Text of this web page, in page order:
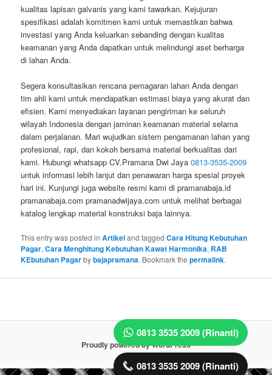
kualitas lapisan galvanis yang kami tawarkan. Kejujuran
spesifikasi adalah komitmen kami untuk memastikan bahwa
investasi yang Anda keluarkan sebanding dengan kualitas
keamanan yang Anda dapatkan untuk melindungi aset berharga
di lahan Anda.
Segera konsultasikan rencana pemagaran lahan Anda dengan
tim ahli kami untuk mendapatkan estimasi biaya yang akurat dan
efisien. Kami menyediakan layanan pengiriman ke seluruh
wilayah Indonesia dengan jaminan keamanan material selama
dalam perjalanan. Mari wujudkan sistem pengamanan lahan yang
profesional, rapi, dan kokoh bersama material berkualitas dari
kami. Hubungi whatsapp CV.Pramana Dwi Jaya0813-3535-2009
untuk informasi lebih lanjut dan penawaran harga spesial proyek
hari ini. Kunjungi juga website resmi kami di pramanabaja.id
pramanabaja.com pramanadwijaya.com untuk melihat berbagai
katalog lengkap material konstruksi baja lainnya.
This entry was posted inArtikeland taggedCara Hitung Kebutuhan
Pagar,Cara Menghitung Kebutuhan Kawat Harmonika, RAB
KEbutuhan Pagarbybajapramana. Bookmark thepermalink.
0813 3535 2009 (Rinanti)
0813 3535 2009 (Rinanti)
Proudly powered by WordPress